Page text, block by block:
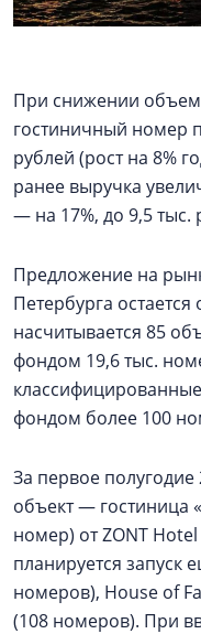
При снижении
гостиничный номер
рублей (рост на 8%
ранее выручка
— на 17%, до 9,5 тыс.
Предложение на
Петербурга
насчитывается 85
фондом 19,6 тыс.
фондом более 100
За первое
объект — гостиница
номер) от ZONT
планируется запуск
номеров), House of
(108 номеров). При